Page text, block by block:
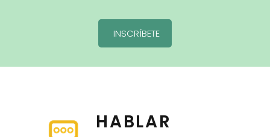
INSCRÍBETE
HABLAR